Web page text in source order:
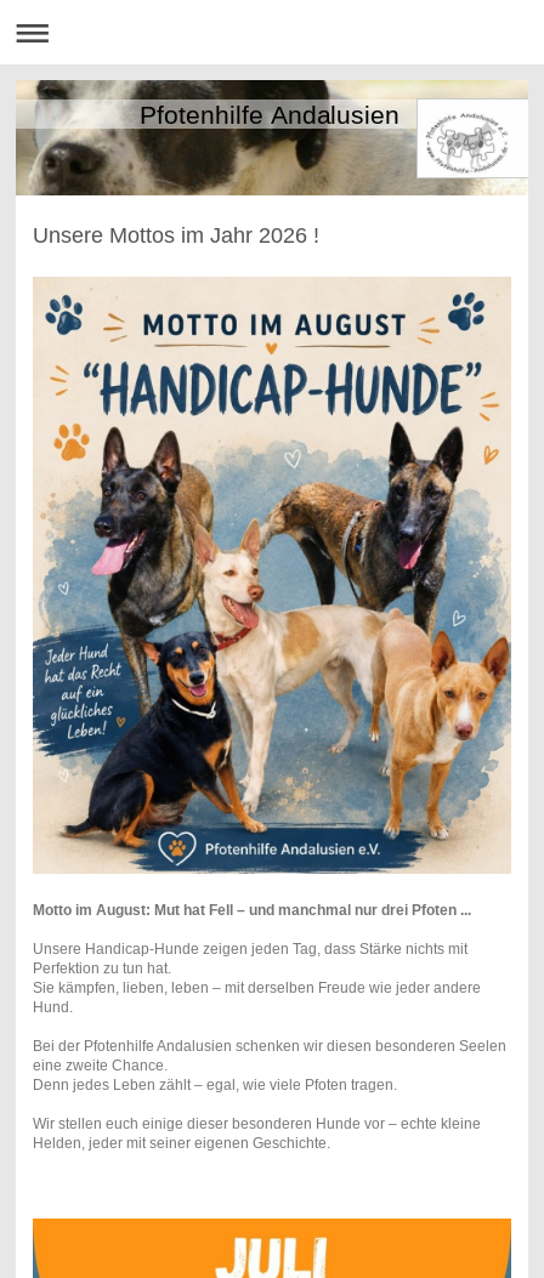
Pfotenhilfe Andalusien
Unsere Mottos im Jahr 2026 !
Motto im August: Mut hat Fell – und manchmal nur drei Pfoten ...
Unsere Handicap‑Hunde zeigen jeden Tag, dass Stärke nichts mit
Perfektion zu tun hat.
Sie kämpfen, lieben, leben – mit derselben Freude wie jeder andere
Hund.
Bei der Pfotenhilfe Andalusien schenken wir diesen besonderen Seelen
eine zweite Chance.
Denn jedes Leben zählt – egal, wie viele Pfoten tragen.
Wir stellen euch einige dieser besonderen Hunde vor – echte kleine
Helden, jeder mit seiner eigenen Geschichte.